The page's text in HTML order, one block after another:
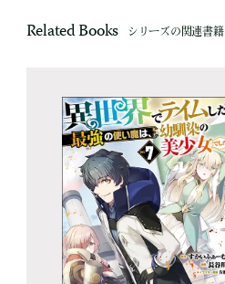
Related Books シリーズの関連書籍